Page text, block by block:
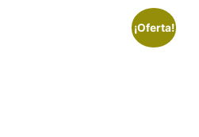
¡Oferta!